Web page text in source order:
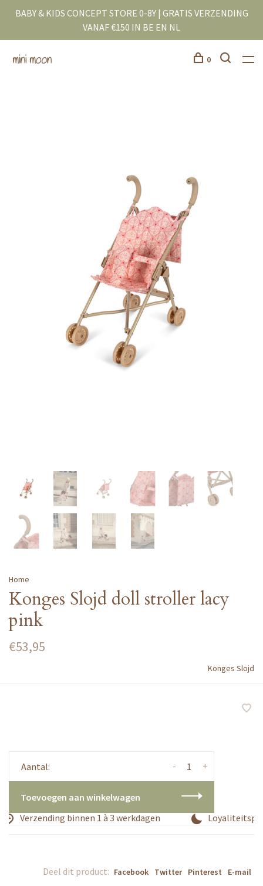
BABY & KIDS CONCEPT STORE 0-8Y | GRATIS VERZENDING
VANAF €150 IN BE EN NL
0
Home
Konges Slojd doll stroller lacy
pink
€53,95
Konges Slojd
Aantal: +
-
Toevoegen aan winkelwagen
Verzending binnen 1 à 3 werkdagen
Deel dit product: Facebook Twitter Pinterest E-mail